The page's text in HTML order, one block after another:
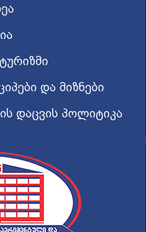
და მიზნები
დაცვის პოლიტიკა